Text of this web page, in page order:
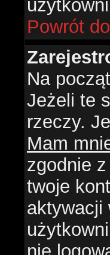
Powrót
Na
Jeżeli te
rzeczy.
Mam
zgodnie
twoje
aktywacji